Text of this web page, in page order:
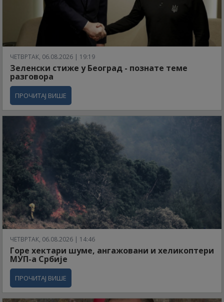
ЧЕТВРТАК, 06.08.2026 | 19:19
Зеленски стиже у Београд - познате теме
разговора
ПРОЧИТАЈ ВИШЕ
ЧЕТВРТАК, 06.08.2026 | 14:46
Горе хектари шуме, ангажовани и хеликоптери
МУП-а Србије
ПРОЧИТАЈ ВИШЕ